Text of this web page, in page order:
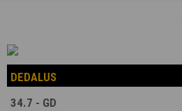
DEDALUS
34.7 - GD